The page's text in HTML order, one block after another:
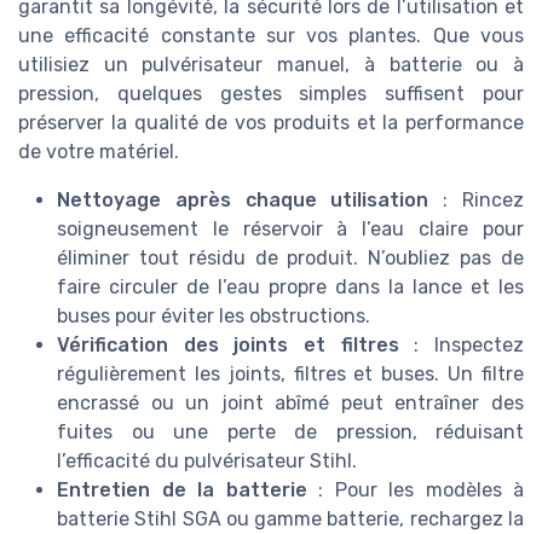
garantit sa longévité, la sécurité lors de l’utilisation et
une efficacité constante sur vos plantes. Que vous
utilisiez un pulvérisateur manuel, à batterie ou à
pression, quelques gestes simples suffisent pour
préserver la qualité de vos produits et la performance
de votre matériel.
Nettoyage après chaque utilisation : Rincez
soigneusement le réservoir à l’eau claire pour
éliminer tout résidu de produit. N’oubliez pas de
faire circuler de l’eau propre dans la lance et les
buses pour éviter les obstructions.
Vérification des joints et filtres : Inspectez
régulièrement les joints, filtres et buses. Un filtre
encrassé ou un joint abîmé peut entraîner des
fuites ou une perte de pression, réduisant
l’efficacité du pulvérisateur Stihl.
Entretien de la batterie : Pour les modèles à
batterie Stihl SGA ou gamme batterie, rechargez la